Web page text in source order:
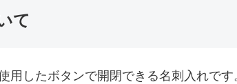
て
用したボタンで開閉できる名刺入れで